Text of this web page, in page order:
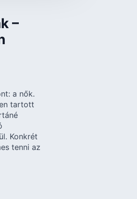
–
a nők.
tartott
Konkrét
tenni az